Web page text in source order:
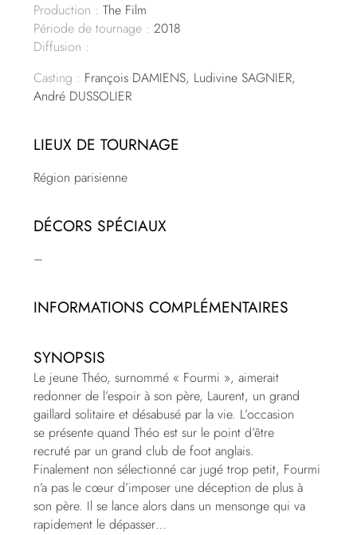
Production : The Film
Période de tournage : 2018
Diffusion :
Casting : François DAMIENS, Ludivine SAGNIER,
André DUSSOLIER
LIEUX DE TOURNAGE
Région parisienne
DÉCORS SPÉCIAUX
–
INFORMATIONS COMPLÉMENTAIRES
SYNOPSIS
Le jeune Théo, surnommé « Fourmi », aimerait
redonner de l’espoir à son père, Laurent, un grand
gaillard solitaire et désabusé par la vie. L’occasion
se présente quand Théo est sur le point d’être
recruté par un grand club de foot anglais.
Finalement non sélectionné car jugé trop petit, Fourmi
n’a pas le cœur d’imposer une déception de plus à
son père. Il se lance alors dans un mensonge qui va
rapidement le dépasser…